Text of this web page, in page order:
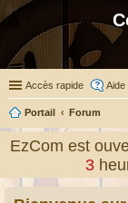
Accès rapide Aide
Portail Forum
EzCom est
3